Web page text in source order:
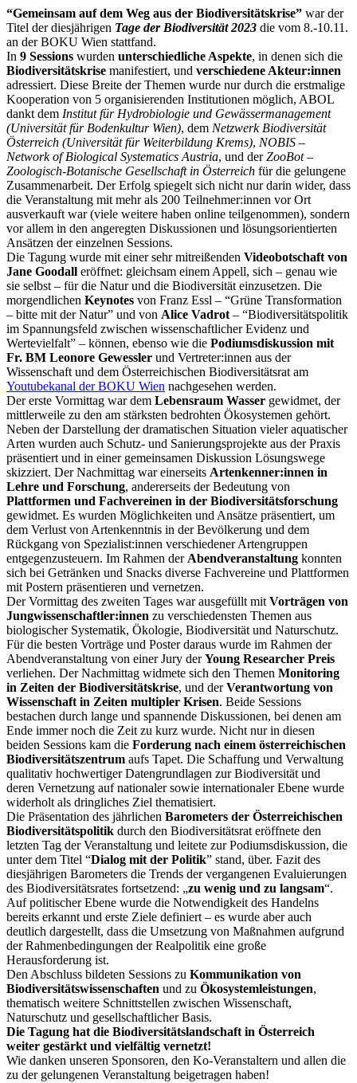
“Gemeinsam auf dem Weg aus der Biodiversitätskrise” war der
Titel der diesjährigen Tage der Biodiversität 2023 die vom 8.-10.11.
an der BOKU Wien stattfand.
In 9 Sessions wurden unterschiedliche Aspekte, in denen sich die
Biodiversitätskrise manifestiert, und verschiedene Akteur:innen
adressiert. Diese Breite der Themen wurde nur durch die erstmalige
Kooperation von 5 organisierenden Institutionen möglich, ABOL
dankt dem Institut für Hydrobiologie und Gewässermanagement
(Universität für Bodenkultur Wien), dem Netzwerk Biodiversität
Österreich (Universität für Weiterbildung Krems), NOBIS –
Network of Biological Systematics Austria, und derZooBot –
Zoologisch-Botanische Gesellschaft in Österreich für die gelungene
Zusammenarbeit. Der Erfolg spiegelt sich nicht nur darin wider, dass
die Veranstaltung mit mehr als 200 Teilnehmer:innen vor Ort
ausverkauft war (viele weitere haben online teilgenommen), sondern
vor allem in den angeregten Diskussionen und lösungsorientierten
Ansätzen der einzelnen Sessions.
Die Tagung wurde mit einer sehr mitreißenden Videobotschaft von
Jane Goodall eröffnet: gleichsam einem Appell, sich – genau wie
sie selbst – für die Natur und die Biodiversität einzusetzen. Die
morgendlichen Keynotes von Franz Essl – “Grüne Transformation
– bitte mit der Natur” und von Alice Vadrot – “Biodiversitätspolitik
im Spannungsfeld zwischen wissenschaftlicher Evidenz und
Wertevielfalt” – können, ebenso wie die Podiumsdiskussion mit
Fr. BM Leonore Gewessler und Vertreter:innen aus der
Wissenschaft und dem Österreichischen Biodiversitätsrat am
Youtubekanal der BOKU Wien nachgesehen werden.
Der erste Vormittag war dem Lebensraum Wasser gewidmet, der
mittlerweile zu den am stärksten bedrohten Ökosystemen gehört.
Neben der Darstellung der dramatischen Situation vieler aquatischer
Arten wurden auch Schutz- und Sanierungsprojekte aus der Praxis
präsentiert und in einer gemeinsamen Diskussion Lösungswege
skizziert. Der Nachmittag war einerseits Artenkenner:innen in
Lehre und Forschung, andererseits der Bedeutung von
Plattformen und Fachvereinen in der Biodiversitätsforschung
gewidmet. Es wurden Möglichkeiten und Ansätze präsentiert, um
dem Verlust von Artenkenntnis in der Bevölkerung und dem
Rückgang von Spezialist:innen verschiedener Artengruppen
entgegenzusteuern. Im Rahmen der Abendveranstaltung konnten
sich bei Getränken und Snacks diverse Fachvereine und Plattformen
mit Postern präsentieren und vernetzen.
Der Vormittag des zweiten Tages war ausgefüllt mit Vorträgen von
Jungwissenschaftler:innen zu verschiedensten Themen aus
biologischer Systematik, Ökologie, Biodiversität und Naturschutz.
Für die besten Vorträge und Poster daraus wurde im Rahmen der
Abendveranstaltung von einer Jury derYoung Researcher Preis
verliehen. Der Nachmittag widmete sich den Themen Monitoring
in Zeiten der Biodiversitätskrise, und derVerantwortung von
Wissenschaft in Zeiten multipler Krisen. Beide Sessions
bestachen durch lange und spannende Diskussionen, bei denen am
Ende immer noch die Zeit zu kurz wurde. Nicht nur in diesen
beiden Sessions kam die Forderung nach einem österreichischen
Biodiversitätszentrum aufs Tapet. Die Schaffung und Verwaltung
qualitativ hochwertiger Datengrundlagen zur Biodiversität und
deren Vernetzung auf nationaler sowie internationaler Ebene wurde
widerholt als dringliches Ziel thematisiert.
Die Präsentation des jährlichen Barometers der Österreichischen
Biodiversitätspolitik durch den Biodiversitätsrat eröffnete den
letzten Tag der Veranstaltung und leitete zur Podiumsdiskussion, die
unter dem Titel “Dialog mit der Politik” stand, über. Fazit des
diesjährigen Barometers die Trends der vergangenen Evaluierungen
des Biodiversitätsrates fortsetzend: „zu wenig und zu langsam“.
Auf politischer Ebene wurde die Notwendigkeit des Handelns
bereits erkannt und erste Ziele definiert – es wurde aber auch
deutlich dargestellt, dass die Umsetzung von Maßnahmen aufgrund
der Rahmenbedingungen der Realpolitik eine große
Herausforderung ist.
Den Abschluss bildeten Sessions zu Kommunikation von
Biodiversitätswissenschaften und zu Ökosystemleistungen,
thematisch weitere Schnittstellen zwischen Wissenschaft,
Naturschutz und gesellschaftlicher Basis.
Die Tagung hat die Biodiversitätslandschaft in Österreich
weiter gestärkt und vielfältig vernetzt!
Wie danken unseren Sponsoren, den Ko-Veranstaltern und allen die
zu der gelungenen Veranstaltung beigetragen haben!